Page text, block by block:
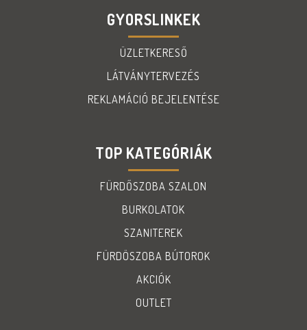
GYORSLINKEK
ÜZLETKERESŐ
LÁTVÁNYTERVEZÉS
REKLAMÁCIÓ BEJELENTÉSE
TOP KATEGÓRIÁK
FÜRDŐSZOBA SZALON
BURKOLATOK
SZANITEREK
FÜRDÖSZOBA BÚTOROK
AKCIÓK
OUTLET